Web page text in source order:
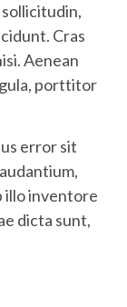
sollicitudin,
Cras
Aenean
porttitor
error sit
illo inventore
dicta sunt,